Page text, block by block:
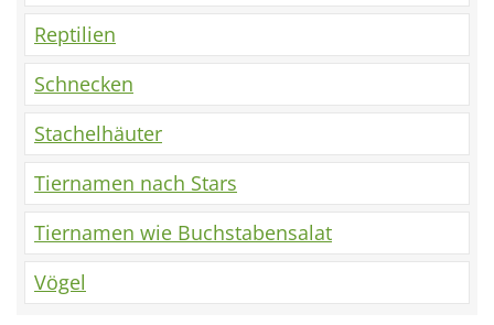
Reptilien
Schnecken
Stachelhäuter
Tiernamen nach Stars
Tiernamen wie Buchstabensalat
Vögel